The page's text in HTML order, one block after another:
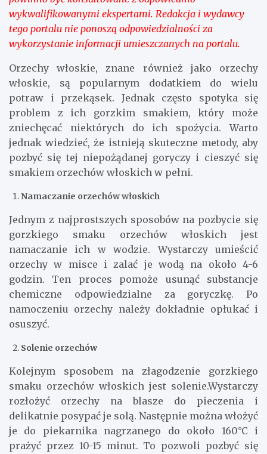
wykwalifikowanymi ekspertami. Redakcja i wydawcy
tego portalu nie ponoszą odpowiedzialności za
wykorzystanie informacji umieszczanych na portalu.
Orzechy włoskie, znane również jako orzechy
włoskie, są popularnym dodatkiem do wielu
potraw i przekąsek. Jednak często spotyka się
problem z ich gorzkim smakiem, który może
zniechęcać niektórych do ich spożycia. Warto
jednak wiedzieć, że istnieją skuteczne metody, aby
pozbyć się tej niepożądanej goryczy i cieszyć się
smakiem orzechów włoskich w pełni.
Namaczanie orzechów włoskich
Jednym z najprostszych sposobów na pozbycie się
gorzkiego smaku orzechów włoskich jest
namaczanie ich w wodzie. Wystarczy umieścić
orzechy w misce i zalać je wodą na około 4-6
godzin. Ten proces pomoże usunąć substancje
chemiczne odpowiedzialne za goryczkę. Po
namoczeniu orzechy należy dokładnie opłukać i
osuszyć.
Solenie orzechów
Kolejnym sposobem na złagodzenie gorzkiego
smaku orzechów włoskich jest solenie.Wystarczy
rozłożyć orzechy na blasze do pieczenia i
delikatnie posypać je solą. Następnie można włożyć
je do piekarnika nagrzanego do około 160°C i
prażyć przez 10-15 minut. To pozwoli pozbyć się